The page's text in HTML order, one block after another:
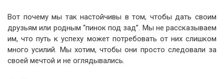
Вот почему мы так настойчивы в том, чтобы дать своим
друзьям или родным “пинок под зад”. Мы не рассказываем
им, что путь к успеху может потребовать от них слишком
много усилий. Мы хотим, чтобы они просто следовали за
своей мечтой и не оглядывались.